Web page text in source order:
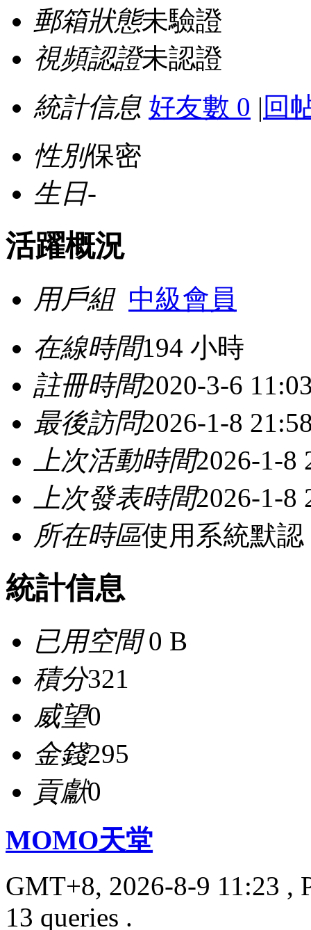
郵箱狀態未驗證
視頻認證未認證
統計信息 好友數 0 | 回
性別保密
生日-
活躍概況
用戶組 中級會員
在線時間194 小時
註冊時間2020-3-6
最後訪問2026-1-8
上次活動時間2026-1-8
上次發表時間2026-1-8
所在時區使用系統默認
統計信息
已用空間0 B
積分321
威望0
金錢295
貢獻0
MOMO天堂
GMT+8, 2026-8-9 11:23 ,
13 queries .